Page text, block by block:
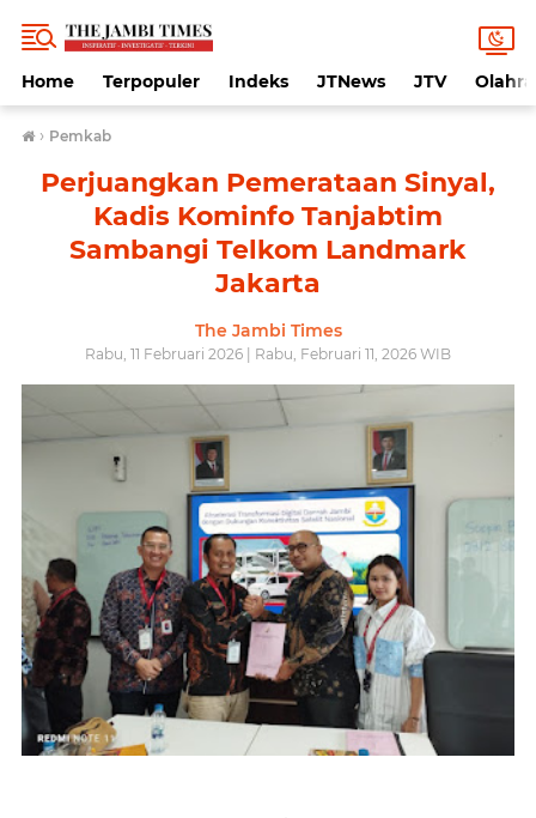
Home Terpopuler Indeks JTNews JTV
› Pemkab
Perjuangkan Pemerataan Sinyal,
Kadis Kominfo Tanjabtim
Sambangi Telkom Landmark
Jakarta
The Jambi Times
Rabu, 11 Februari 2026 | Rabu, Februari 11, 2026 WIB